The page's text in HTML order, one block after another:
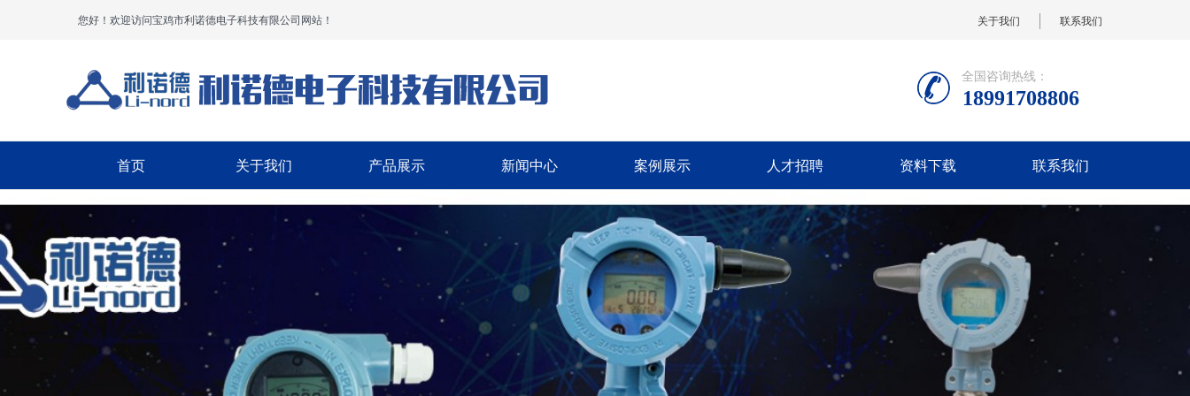
您好！欢迎访问宝鸡市利诺德电子科技有限公司网站！ 关于我们 联系我们
全国咨询热线：
18991708806
首页 关于我们 产品展示 新闻中心 案例展示 人才招聘 资料下载 联系我们